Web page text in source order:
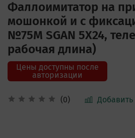
Фаллоимитатор на
мошонкой и с
№75M SGAN 5X24,
рабочая длина)
(0)
Цены доступны после
авторизации